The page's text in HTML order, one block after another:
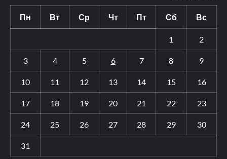
Пн Вт Ср Чт Пт Сб Вс
1 2
3 4 5 6 7 8 9
10 11 12 13 14 15 16
17 18 19 20 21 22 23
24 25 26 27 28 29 30
31